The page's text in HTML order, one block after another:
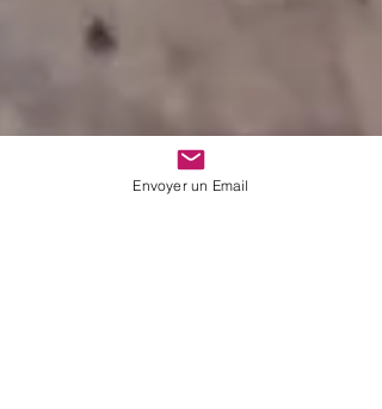
Envoyer un Email